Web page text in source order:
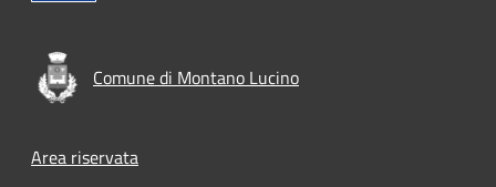
Comune di Montano Lucino
Footer menu
Area riservata